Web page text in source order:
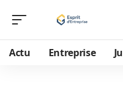
Actu Entreprise